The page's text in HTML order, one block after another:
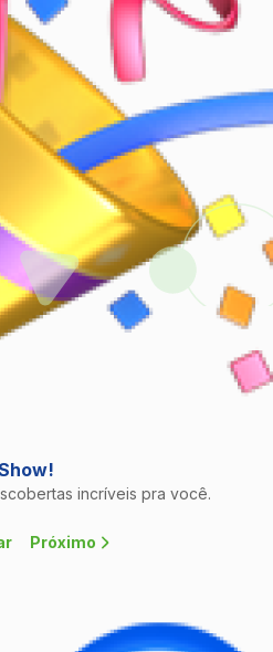
incríveis pra você.
Próximo